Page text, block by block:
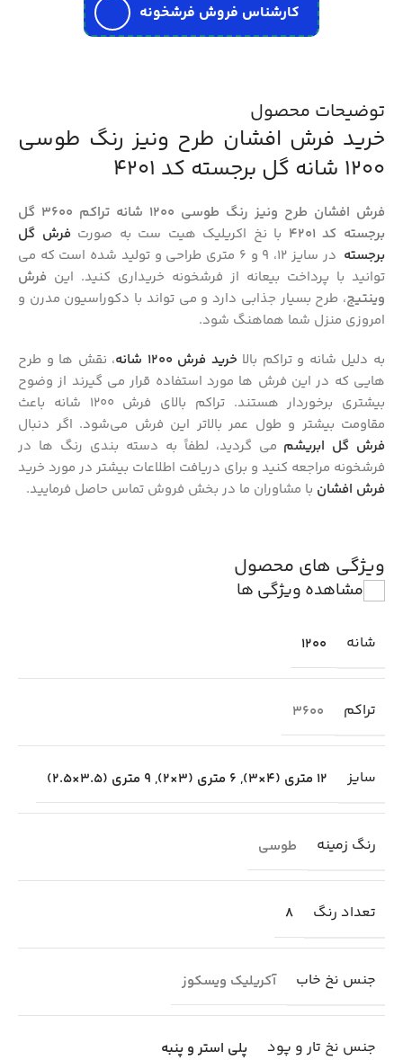
کارشناس فروش فرشخونه
توضیحات محصول
خرید فرش افشان طرح ونیز رنگ طوسی
1200 شانه گل برجسته کد 4201
فرش افشان طرح ونیز رنگ طوسی 1200 شانه تراکم 3600 گل
برجسته کد 4201
با نخ اکریلیک هیت ست به صورت فرش گل
برجسته
در سایز 12، 9 و 6 متری طراحی و تولید شده است که می
توانید با پرداخت بیعانه از فرشخونه خریداری کنید. این فرش
وینتیج، طرح‌‌ بسیار جذابی دارد و می‌ تواند با دکوراسیون مدرن و
امروزی منزل شما هماهنگ شود.
به دلیل شانه و تراکم بالا خرید فرش 1200 شانه
، نقش‌ ها و طرح‌
هایی که در این فرش‌ ها مورد استفاده قرار می گیرند از وضوح
بیشتری برخوردار هستند. تراکم بالای فرش 1200 شانه باعث
مقاومت بیشتر و طول عمر بالاتر این فرش می‌شود. اگر دنبال
فرش گل ابریشم می گردید، لطفاً به دسته بندی رنگ ها در
فرشخونه مراجعه کنید و برای دریافت اطلاعات بیشتر در مورد خرید
فرش افشان با مشاوران ما در بخش فروش تماس حاصل فرمایید.
ویژگی های محصول
مشاهده ویژگی ها
شانه 1200
تراکم 3600
سایز 12 متری (4×3) , 6 متری (3×2) , 9 متری (3.5×2.5)
رنگ زمینه طوسی
تعداد رنگ 8
جنس نخ خاب آکریلیک ویسکوز
جنس نخ تار و پود پلی استر و پنبه